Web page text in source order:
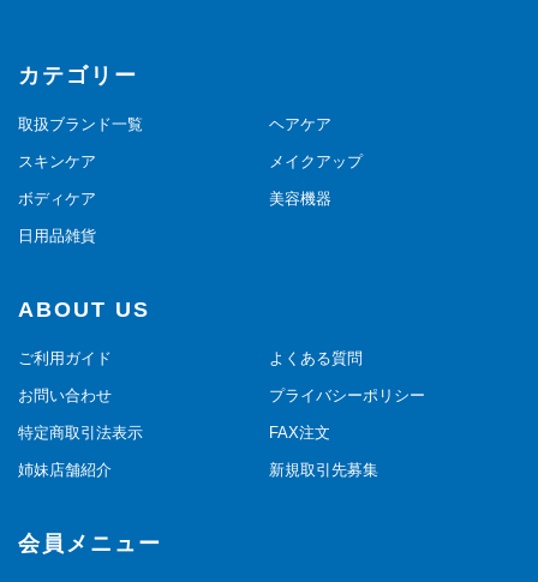
カテゴリー
取扱ブランド一覧 ヘアケア
スキンケア メイクアップ
ボディケア 美容機器
日用品雑貨
ABOUT US
ご利用ガイド よくある質問
お問い合わせ プライバシーポリシー
特定商取引法表示 FAX注文
姉妹店舗紹介 新規取引先募集
会員メニュー